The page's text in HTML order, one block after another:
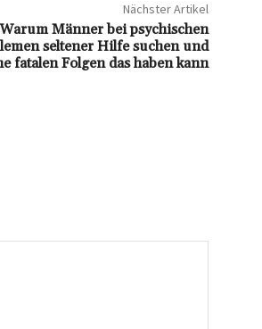
Nächster Artikel
Warum Männer bei psychischen
seltener Hilfe suchen und
fatalen Folgen das haben kann